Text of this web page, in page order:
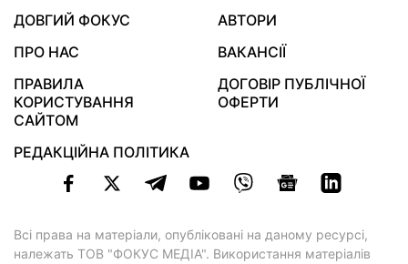
ДОВГИЙ ФОКУС
АВТОРИ
ПРО НАС
ВАКАНСІЇ
ПРАВИЛА
КОРИСТУВАННЯ
САЙТОМ
ДОГОВІР ПУБЛІЧНОЇ
ОФЕРТИ
РЕДАКЦІЙНА ПОЛІТИКА
Всі права на матеріали, опубліковані на даному ресурсі,
належать ТОВ "ФОКУС МЕДІА". Використання матеріалів